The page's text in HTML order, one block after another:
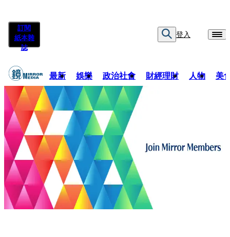
訂閱
紙本雜
誌
登入
最新 娛樂 政治社會 財經理財 人物 美